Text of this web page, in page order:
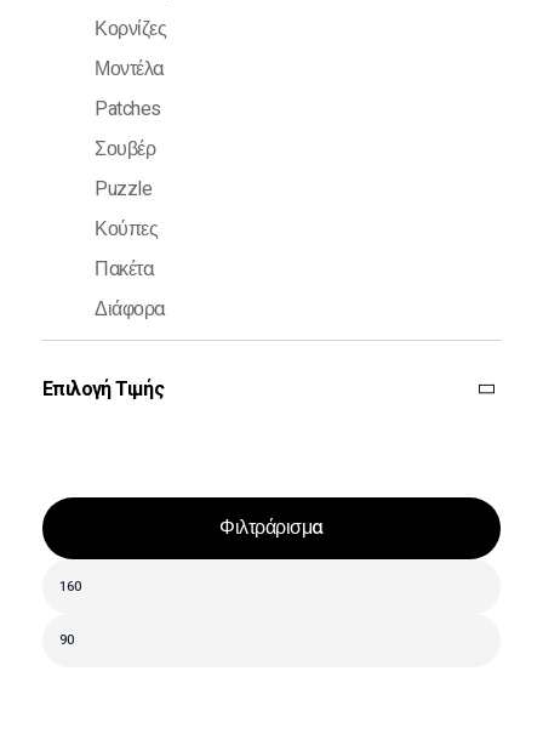
Κορνίζες
Μοντέλα
Patches
Σουβέρ
Puzzle
Κούπες
Πακέτα
Διάφορα
Επιλογή Τιμής
Φιλτράρισμα